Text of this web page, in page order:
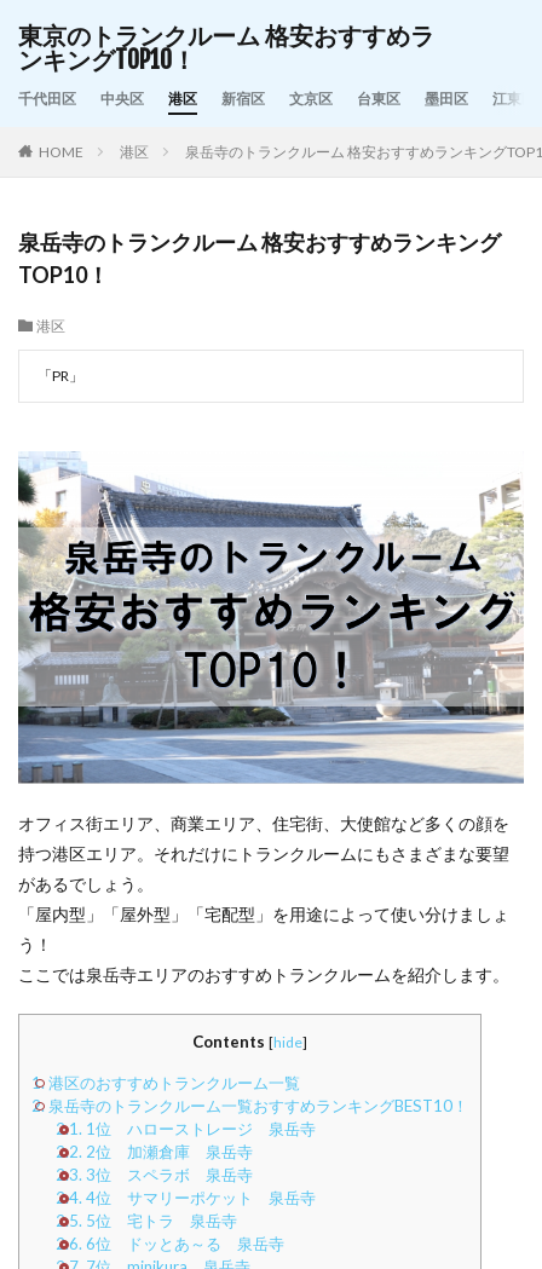
東京のトランクルーム 格安おすすめラ
ンキングTOP10！
千代田区 中央区 港区 新宿区 文京区 台東区 墨田区 江東区
HOME 港区 泉岳寺のトランクルーム 格安おすすめランキング
泉岳寺のトランクルーム 格安おすすめランキング
TOP10！
港区
「PR」
オフィス街エリア、商業エリア、住宅街、大使館など多くの顔を
持つ港区エリア。それだけにトランクルームにもさまざまな要望
があるでしょう。
「屋内型」「屋外型」「宅配型」を用途によって使い分けましょ
う！
ここでは泉岳寺エリアのおすすめトランクルームを紹介します。
Contents [hide]
1.港区のおすすめトランクルーム一覧
2. 泉岳寺のトランクルーム一覧おすすめランキングBEST10！
2.1. 1位 ハローストレージ 泉岳寺
2.2. 2位 加瀬倉庫 泉岳寺
2.3. 3位 スペラボ 泉岳寺
2.4. 4位 サマリーポケット 泉岳寺
2.5. 5位 宅トラ 泉岳寺
2.6. 6位 ドッとあ～る 泉岳寺